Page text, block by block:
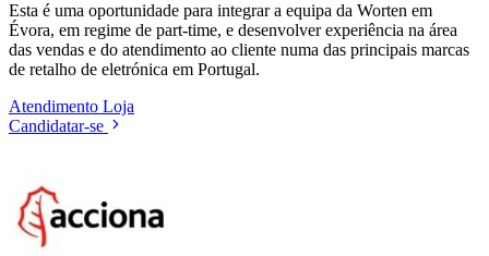
Esta é uma oportunidade para integrar a equipa da Worten em
Évora, em regime de part-time, e desenvolver experiência na área
das vendas e do atendimento ao cliente numa das principais marcas
de retalho de eletrónica em Portugal.
Atendimento Loja
Candidatar-se